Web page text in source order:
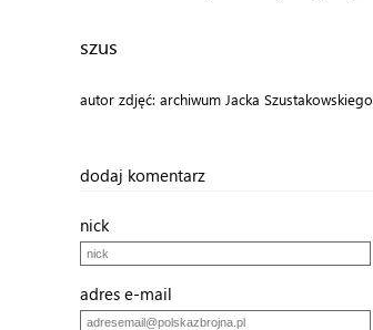
szus
autor zdjęć: archiwum Jacka Szustakowskiego
dodaj komentarz
nick
adres e-mail